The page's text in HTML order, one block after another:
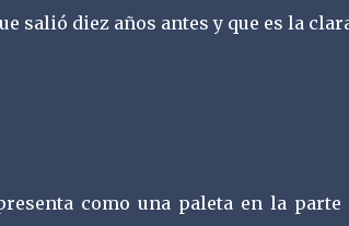
salió diez años antes y que es la
como una paleta en la